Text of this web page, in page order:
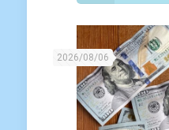
2026/08/06